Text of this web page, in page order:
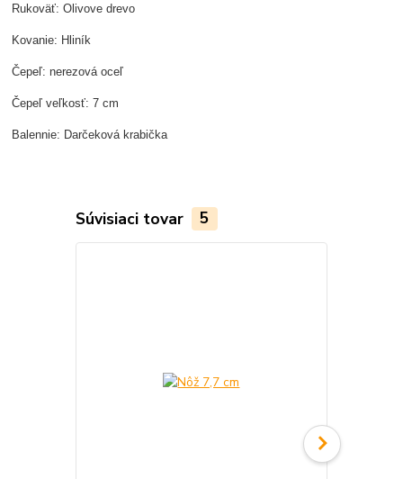
Rukoväť: Olivove drevo
Kovanie: Hliník
Čepeľ: nerezová oceľ
Čepeľ veľkosť: 7 cm
Balennie: Darčeková krabička
Súvisiaci tovar 5